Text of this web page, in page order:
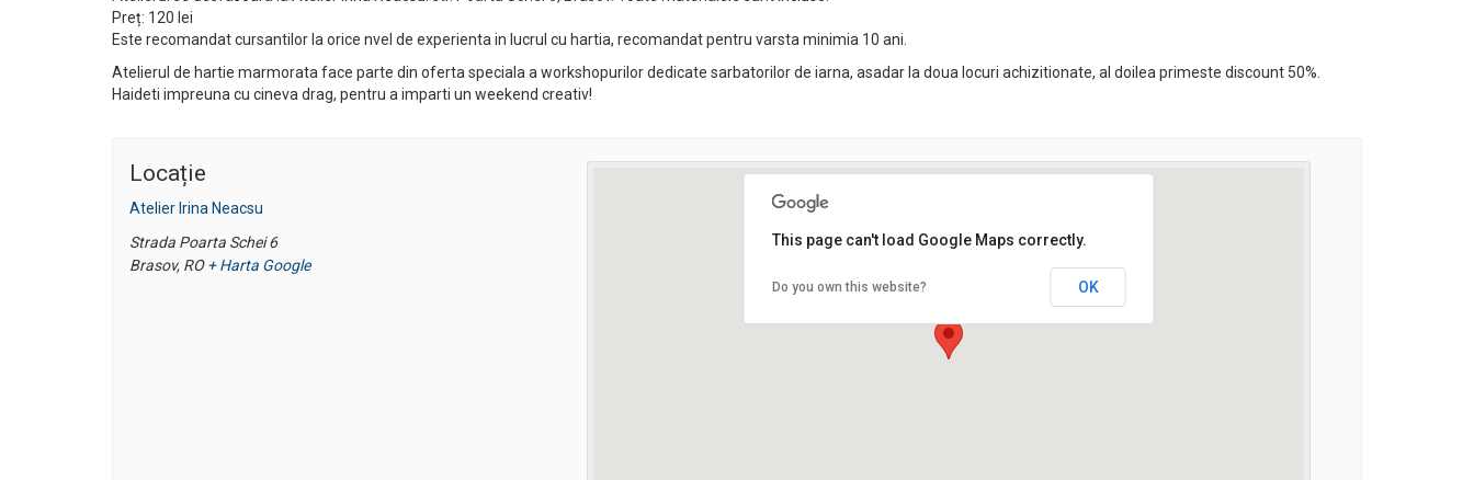
Preț: 120 lei
Este recomandat cursantilor la orice nvel de experienta in lucrul cu hartia, recomandat pentru varsta minimia 10 ani.
Atelierul de hartie marmorata face parte din oferta speciala a workshopurilor dedicate sarbatorilor de iarna, asadar la doua locuri achizitionate, al doilea primeste discount 50%.
Haideti impreuna cu cineva drag, pentru a imparti un weekend creativ!
Locație
Atelier Irina Neacsu
Strada Poarta Schei 6
Brasov, RO + Harta Google
This page can't load Google Maps correctly.
Do you own this website? OK